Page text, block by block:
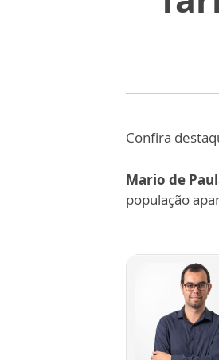
Confira
Mario de
população